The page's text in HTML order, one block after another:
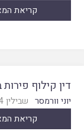
קריאת
דין קילוף
יוני וורמסר שבילין 4
קריאת